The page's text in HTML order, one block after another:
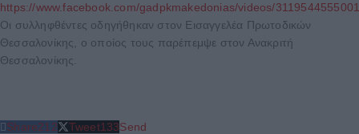
https://www.facebook.com/gadpkmakedonias/videos/
Οι συλληφθέντες οδηγήθηκαν στον Εισαγγελέα Πρωτοδικών
Θεσσαλονίκης, ο οποίος τους παρέπεμψε στον Ανακριτή
Θεσσαλονίκης.
Share212 Tweet133Send